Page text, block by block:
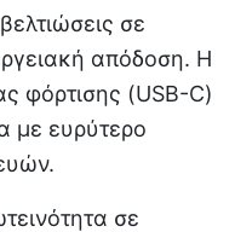
σε
απόδοση. Η
φόρτισης (USB-C)
με ευρύτερο
σε